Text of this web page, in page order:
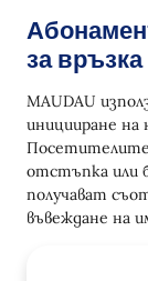
за връзка
MAUDAU
иницииране на
Посетителите
отстъпка или
получават
въвеждане на